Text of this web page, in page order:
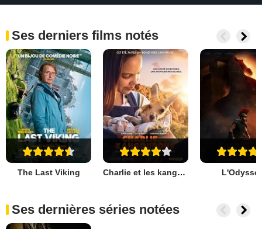
Ses derniers films notés
The Last Viking Charlie et les kangourous
Ses dernières séries notées